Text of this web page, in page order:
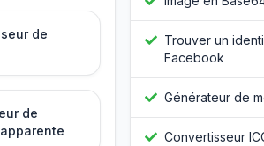
de
de
Trouver un
Facebook
Générateur de
Convertisseur